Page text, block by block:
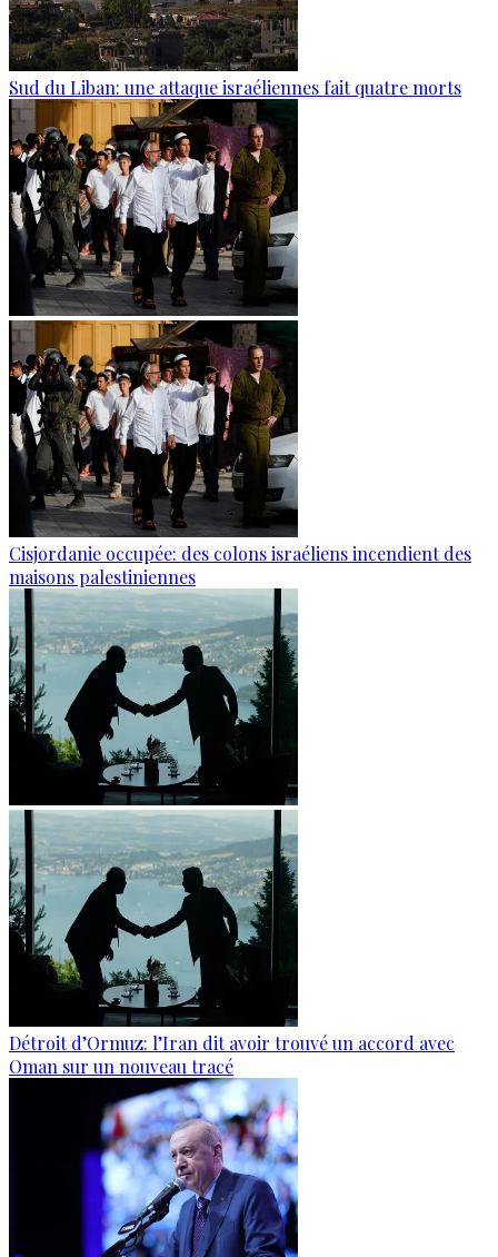
Sud du Liban: une attaque israéliennes fait quatre morts
Cisjordanie occupée: des colons israéliens incendient des
maisons palestiniennes
Détroit d’Ormuz: l’Iran dit avoir trouvé un accord avec
Oman sur un nouveau tracé